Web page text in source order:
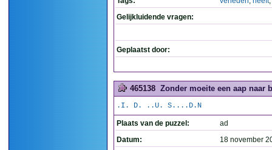
Gelijkluidende vragen:
Geplaatst door:
465138 Zonder moeite een aap naar
.I. D. ..U. S....D.N
Plaats van de puzzel:
ad
Datum:
18 november